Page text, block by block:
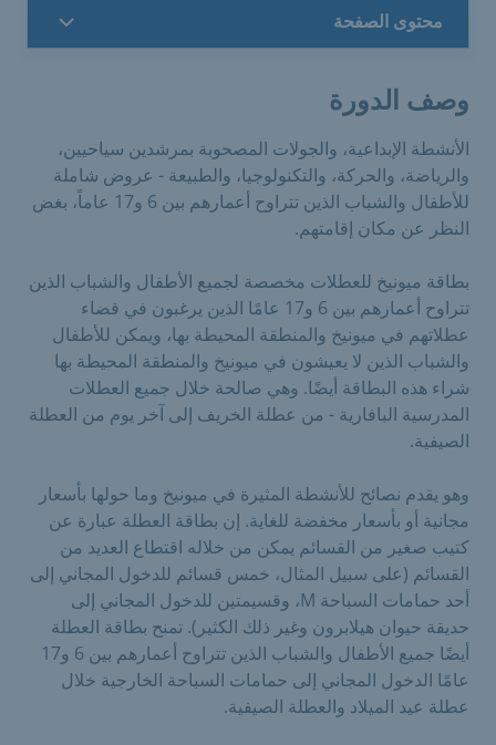
محتوى الصفحة
وصف الدورة
الأنشطة الإبداعية، والجولات المصحوبة بمرشدين سياحيين،
والرياضة، والحركة، والتكنولوجيا، والطبيعة - عروض شاملة
للأطفال والشباب الذين تتراوح أعمارهم بين 6 و17 عاماً، بغض
النظر عن مكان إقامتهم.
بطاقة ميونيخ للعطلات مخصصة لجميع الأطفال والشباب الذين
تتراوح أعمارهم بين 6 و17 عامًا الذين يرغبون في قضاء
عطلاتهم في ميونيخ والمنطقة المحيطة بها، ويمكن للأطفال
والشباب الذين لا يعيشون في ميونيخ والمنطقة المحيطة بها
شراء هذه البطاقة أيضًا. وهي صالحة خلال جميع العطلات
المدرسية البافارية - من عطلة الخريف إلى آخر يوم من العطلة
الصيفية.
وهو يقدم نصائح للأنشطة المثيرة في ميونيخ وما حولها بأسعار
مجانية أو بأسعار مخفضة للغاية. إن بطاقة العطلة عبارة عن
كتيب صغير من القسائم يمكن من خلاله اقتطاع العديد من
القسائم (على سبيل المثال، خمس قسائم للدخول المجاني إلى
أحد حمامات السباحة M، وقسيمتين للدخول المجاني إلى
حديقة حيوان هيلابرون وغير ذلك الكثير). تمنح بطاقة العطلة
أيضًا جميع الأطفال والشباب الذين تتراوح أعمارهم بين 6 و17
عامًا الدخول المجاني إلى حمامات السباحة الخارجية خلال
عطلة عيد الميلاد والعطلة الصيفية.